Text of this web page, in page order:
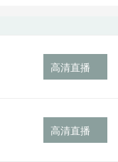
高清直播
高清直播